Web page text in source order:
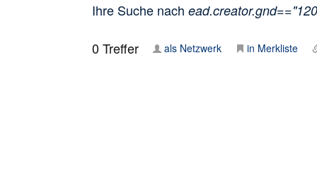
Ihre Suche nach
0Treffer als Netzwerk in Merkliste